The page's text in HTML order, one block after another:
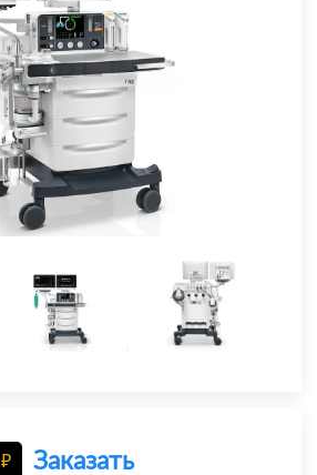
₽ Заказать